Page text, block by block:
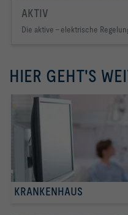
AKTIV
Die aktive - elektrische
HIER GEHT'S
KRANKENHAUS